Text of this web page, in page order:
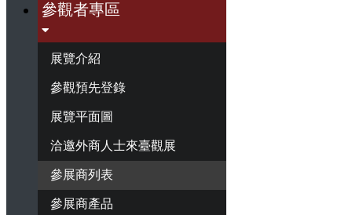
參觀者專區
展覽介紹
參觀預先登錄
展覽平面圖
洽邀外商人士來臺觀展
參展商列表
參展商產品